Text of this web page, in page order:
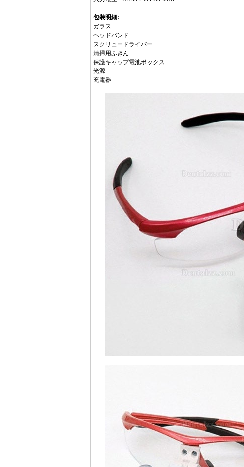
包装明細:
ガラス
ヘッドバンド
スクリュードライバー
清掃用ふきん
保護キャップ電池ボックス
光源
充電器